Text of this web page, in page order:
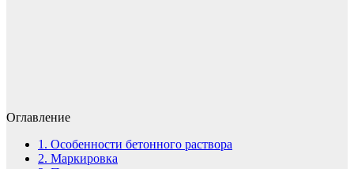
Оглавление
1. Особенности бетонного раствора
2. Маркировка